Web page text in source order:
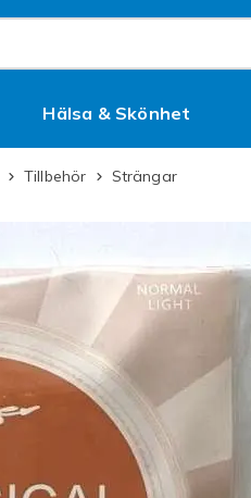
Hälsa & Skönhet
Tillbehör Strängar